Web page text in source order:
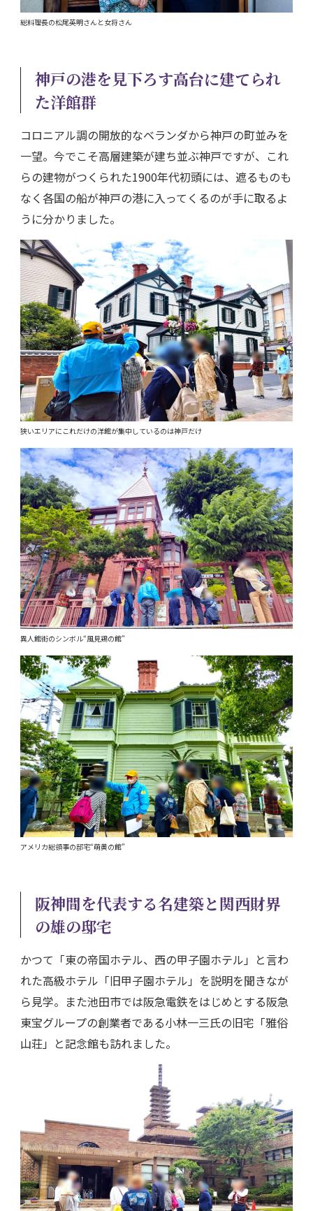
総料理長の松尾英明さんと女将さん
神戸の港を見下ろす高台に建てられ
た洋館群
コロニアル調の開放的なベランダから神戸の町並みを
一望。今でこそ高層建築が建ち並ぶ神戸ですが、これ
らの建物がつくられた1900年代初頭には、遮るものも
なく各国の船が神戸の港に入ってくるのが手に取るよ
うに分かりました。
狭いエリアにこれだけの洋館が集中しているのは神戸だけ
異人館街のシンボル“風見鶏の館”
アメリカ総領事の邸宅“萌黄の館”
阪神間を代表する名建築と関西財界
の雄の邸宅
かつて「東の帝国ホテル、西の甲子園ホテル」と言わ
れた高級ホテル「旧甲子園ホテル」を説明を聞きなが
ら見学。また池田市では阪急電鉄をはじめとする阪急
東宝グループの創業者である小林一三氏の旧宅「雅俗
山荘」と記念館も訪れました。